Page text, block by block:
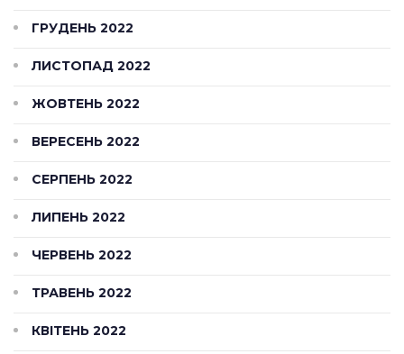
ГРУДЕНЬ 2022
ЛИСТОПАД 2022
ЖОВТЕНЬ 2022
ВЕРЕСЕНЬ 2022
СЕРПЕНЬ 2022
ЛИПЕНЬ 2022
ЧЕРВЕНЬ 2022
ТРАВЕНЬ 2022
КВІТЕНЬ 2022